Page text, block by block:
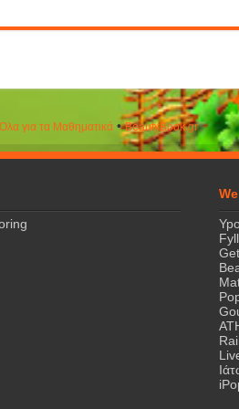
για τα Μαθηματικά•ΒeautyΒook.gr